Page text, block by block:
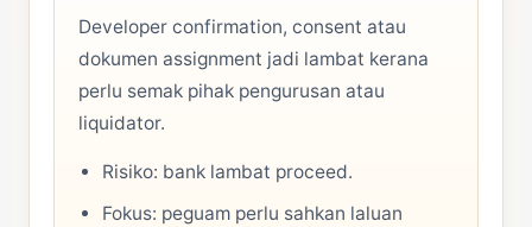
Developer confirmation, consent atau
dokumen assignment jadi lambat kerana
perlu semak pihak pengurusan atau
liquidator.
Risiko: bank lambat proceed.
Fokus: peguam perlu sahkan laluan